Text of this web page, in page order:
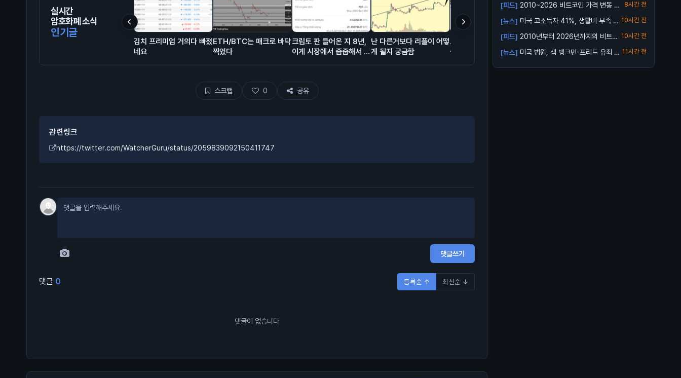
실시간
암호화폐 소식
인기글
김치 프리미엄 거의다 빠졌
네요
ETH/BTC는 매크로 바닥
찍었다
크립토 판 들어온 지 8년,
이게 시장에서 줍줍해서 모
난 다른거보다 리플이 어떻
게 될지 궁금함
트럼프 형님의 구독 서비스
출시 ㅋㅋㅋ
업비트 신규상장 캡코인 이
거설마
- 셀프 커스터디로 잃은
BTC 157.1만 개
스크랩 0 공유
관련링크
https://twitter.com/WatcherGuru/status/2059839092150411747
댓글쓰기
댓글 0 등록순 ↑ 최신순 ↓
댓글이 없습니다
[피드] 2010~2026 비트코인 가격 변동 총
정리 ...
8시간 전
[뉴스] 미국 고소득자 41%, 생활비 부족 호 10시간 전
[피드] 2010년부터 2026년까지의 비트코
인 가격 ...
10시간 전
[뉴스] 미국 법원, 샘 뱅크먼-프리드 유죄 확 11시간 전